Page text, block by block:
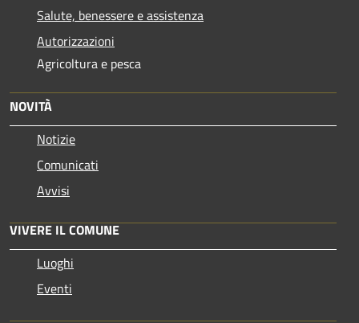
Salute, benessere e assistenza
Autorizzazioni
Agricoltura e pesca
NOVITÀ
Notizie
Comunicati
Avvisi
VIVERE IL COMUNE
Luoghi
Eventi